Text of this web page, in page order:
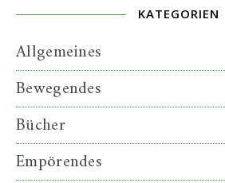
KATEGORIEN
Allgemeines
Bewegendes
Bücher
Empörendes